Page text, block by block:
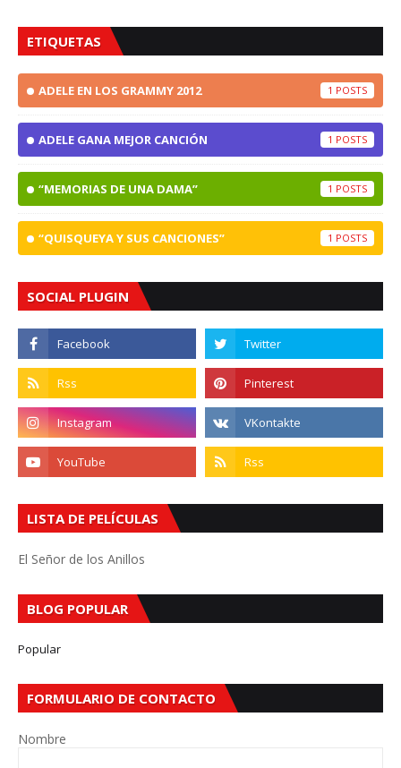
ETIQUETAS
ADELE EN LOS GRAMMY 2012 1
ADELE GANA MEJOR CANCIÓN 1
“MEMORIAS DE UNA DAMA” 1
“QUISQUEYA Y SUS CANCIONES” 1
SOCIAL PLUGIN
LISTA DE PELÍCULAS
El Señor de los Anillos
BLOG POPULAR
Popular
FORMULARIO DE CONTACTO
Nombre